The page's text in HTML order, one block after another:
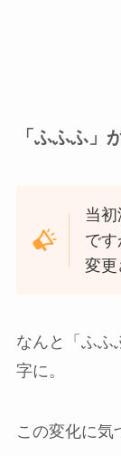
「ふふふ」
当
で
変更
なんと「ふふ
字に。
この変化に気